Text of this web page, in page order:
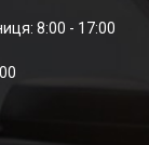
8:00 - 17:00